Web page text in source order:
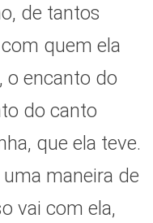
de tantos
quem ela
o encanto do
do canto
que ela teve.
maneira de
vai com ela,